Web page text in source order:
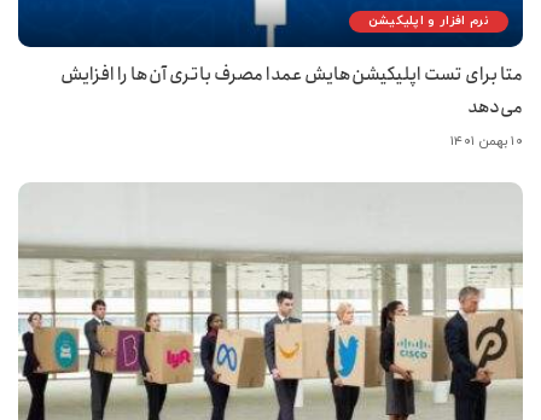
نرم افزار و اپلیکیشن
متا برای تست اپلیکیشن‌هایش عمدا مصرف باتری آن‌ها را افزایش
می‌دهد
۱۰ بهمن ۱۴۰۱